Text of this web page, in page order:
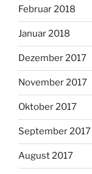
Februar 2018
Januar 2018
Dezember 2017
November 2017
Oktober 2017
September 2017
August 2017